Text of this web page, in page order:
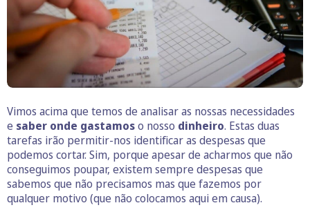
Vimos acima que temos de analisar as nossas necessidades
e saber onde gastamoso nosso dinheiro. Estas duas
tarefas irão permitir-nos identificar as despesas que
podemos cortar. Sim, porque apesar de acharmos que não
conseguimos poupar, existem sempre despesas que
sabemos que não precisamos mas que fazemos por
qualquer motivo (que não colocamos aqui em causa).